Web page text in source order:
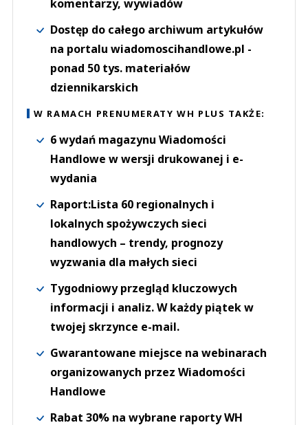
komentarzy, wywiadów
Dostęp do całego archiwum artykułów
na portalu wiadomoscihandlowe.pl -
ponad 50 tys. materiałów
dziennikarskich
W RAMACH PRENUMERATY WH PLUS TAKŻE:
6 wydań magazynu Wiadomości
Handlowe w wersji drukowanej i e-
wydania
Raport:Lista 60 regionalnych i
lokalnych spożywczych sieci
handlowych – trendy, prognozy
wyzwania dla małych sieci
Tygodniowy przegląd kluczowych
informacji i analiz. W każdy piątek w
twojej skrzynce e-mail.
Gwarantowane miejsce na webinarach
organizowanych przez Wiadomości
Handlowe
Rabat 30% na wybrane raporty WH